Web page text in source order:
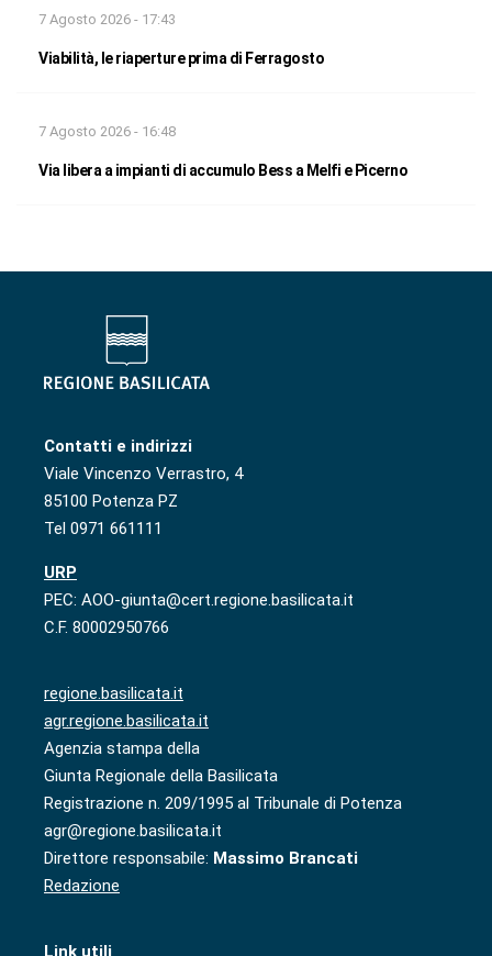
7 Agosto 2026 - 17:43
Viabilità, le riaperture prima di Ferragosto
7 Agosto 2026 - 16:48
Via libera a impianti di accumulo Bess a Melfi e Picerno
Contatti e indirizzi
Viale Vincenzo Verrastro, 4
85100 Potenza PZ
Tel 0971 661111
URP
PEC: AOO-giunta@cert.regione.basilicata.it
C.F. 80002950766
regione.basilicata.it
agr.regione.basilicata.it
Agenzia stampa della
Giunta Regionale della Basilicata
Registrazione n. 209/1995 al Tribunale di Potenza
agr@regione.basilicata.it
Direttore responsabile: Massimo Brancati
Redazione
Link utili